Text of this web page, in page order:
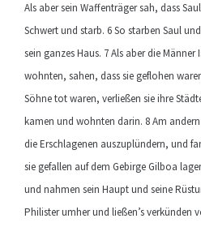
Als aber sein Waffenträger sah, dass
Schwert und starb. 6 So starben Saul
sein ganzes Haus. 7 Als aber die Männer
wohnten, sahen, dass sie geflohen
Söhne tot waren, verließen sie ihre
kamen und wohnten darin. 8 Am
die Erschlagenen auszuplündern, und
sie gefallen auf dem Gebirge Gilboa
und nahmen sein Haupt und seine
Philister umher und ließen’s verkünden